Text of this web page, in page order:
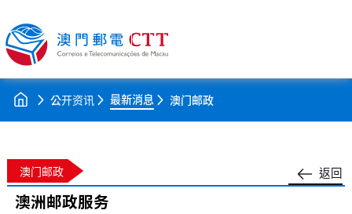
公开资讯 最新消息 澳门邮政
返回
澳门邮政
澳洲邮政服务